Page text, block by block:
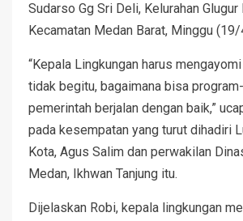
Sudarso Gg Sri Deli, Kelurahan Glugur
Kecamatan Medan Barat, Minggu
“Kepala Lingkungan harus
tidak begitu, bagaimana bisa
pemerintah berjalan dengan baik,”
pada kesempatan yang turut dihadiri
Kota, Agus Salim dan perwakilan
Medan, Ikhwan Tanjung itu.
Dijelaskan Robi, kepala lingkungan